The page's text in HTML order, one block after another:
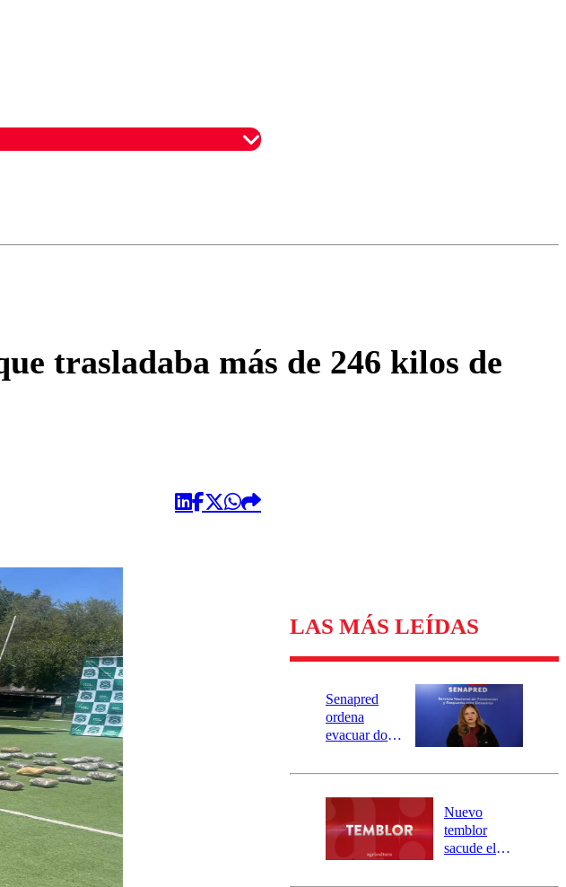
trasladaba más de 246 kilos de
LAS MÁS LEÍDAS
Senapred
ordena
evacuar dos
Carahue por
río Damas:
activa
mensajería
SAE
Nuevo
temblor
sacude el
revisa la